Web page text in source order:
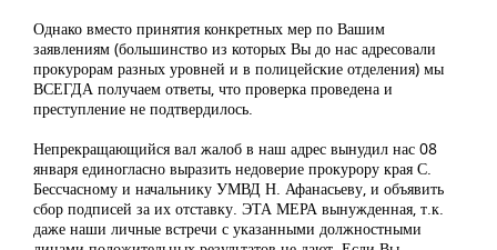
Однако вместо принятия конкретных мер по Вашим
заявлениям (большинство из которых Вы до нас адресовали
прокурорам разных уровней и в полицейские отделения) мы
ВСЕГДА получаем ответы, что проверка проведена и
преступление не подтвердилось.
Непрекращающийся вал жалоб в наш адрес вынудил нас 08
января единогласно выразить недоверие прокурору края С.
Бессчасному и начальнику УМВД Н. Афанасьеву, и объявить
сбор подписей за их отставку. ЭТА МЕРА вынужденная, т.к.
даже наши личные встречи с указанными должностными